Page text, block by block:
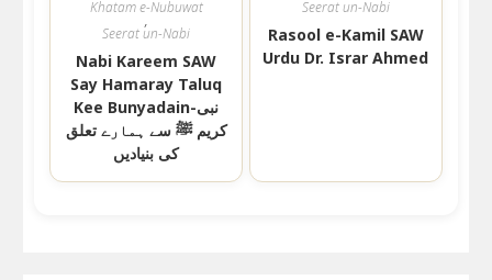
Khatam e-Nubuwat
,
Seerat un-Nabi
Nabi Kareem SAW
Say Hamaray Taluq
Kee Bunyadain-نبی
کریم ﷺ سے ہمارے تعلق
کی بنیادیں
Seerat un-Nabi
Rasool e-Kamil SAW
Urdu Dr. Israr Ahmed